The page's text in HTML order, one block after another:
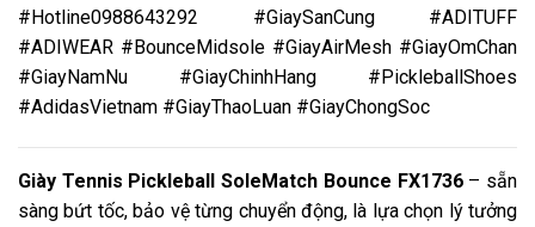
#Hotline0988643292 #GiaySanCung #ADITUFF
#ADIWEAR #BounceMidsole #GiayAirMesh #GiayOmChan
#GiayNamNu #GiayChinhHang #PickleballShoes
#AdidasVietnam #GiayThaoLuan #GiayChongSoc
Giày Tennis Pickleball SoleMatch Bounce FX1736– sẵn
sàng bứt tốc, bảo vệ từng chuyển động, là lựa chọn lý tưởng